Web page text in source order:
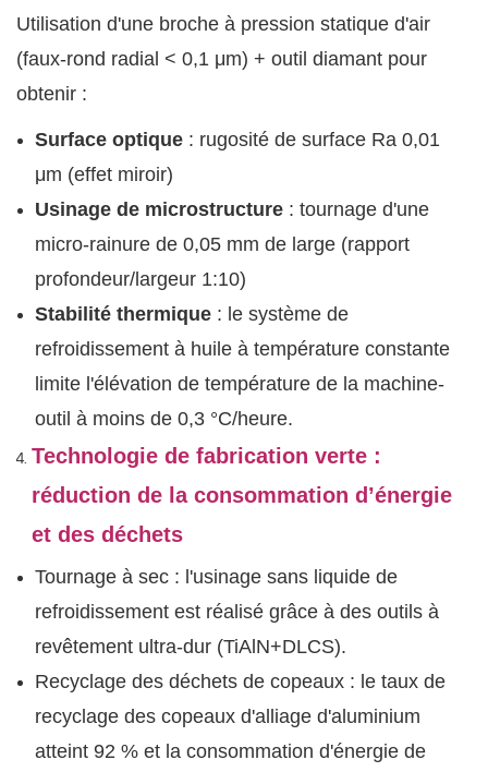
Utilisation d'une broche à pression statique d'air
(faux-rond radial < 0,1 μm) + outil diamant pour
obtenir :
Surface optique: rugosité de surface Ra 0,01
μm (effet miroir)
Usinage de microstructure: tournage d'une
micro-rainure de 0,05 mm de large (rapport
profondeur/largeur 1:10)
Stabilité thermique: le système de
refroidissement à huile à température constante
limite l'élévation de température de la machine-
outil à moins de 0,3 °C/heure.
Technologie de fabrication verte :
réduction de la consommation d’énergie
et des déchets
Tournage à sec : l'usinage sans liquide de
refroidissement est réalisé grâce à des outils à
revêtement ultra-dur (TiAlN+DLCS).
Recyclage des déchets de copeaux : le taux de
recyclage des copeaux d'alliage d'aluminium
atteint 92 % et la consommation d'énergie de